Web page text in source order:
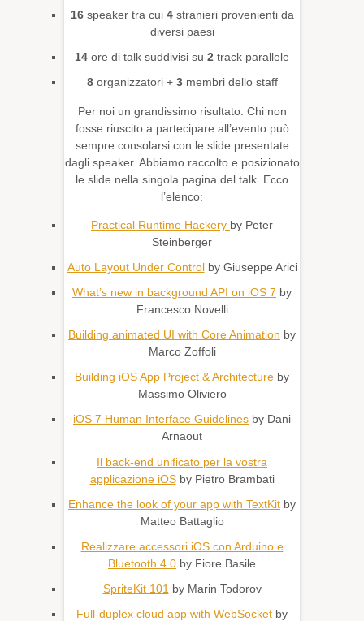
16speaker tra cui 4stranieri provenienti da
diversi paesi
14 ore di talk suddivisi su 2 track parallele
8organizzatori + 3membri dello staff
Per noi un grandissimo risultato. Chi non
fosse riuscito a partecipare all’evento può
sempre consolarsi con le slide presentate
dagli speaker. Abbiamo raccolto e posizionato
le slide nella singola pagina del talk. Ecco
l’elenco:
Practical Runtime Hackery by Peter
Steinberger
Auto Layout Under Controlby Giuseppe Arici
What’s new in background API on iOS 7 by
Francesco Novelli
Building animated UI with Core Animation by
Marco Zoffoli
Building iOS App Project & Architecture by
Massimo Oliviero
iOS 7 Human Interface Guidelines by Dani
Arnaout
Il back-end unificato per la vostra
applicazione iOSby Pietro Brambati
Enhance the look of your app with TextKit by
Matteo Battaglio
Realizzare accessori iOS con Arduino e
Bluetooth 4.0 by Fiore Basile
SpriteKit 101 by Marin Todorov
Full-duplex cloud app with WebSocket by